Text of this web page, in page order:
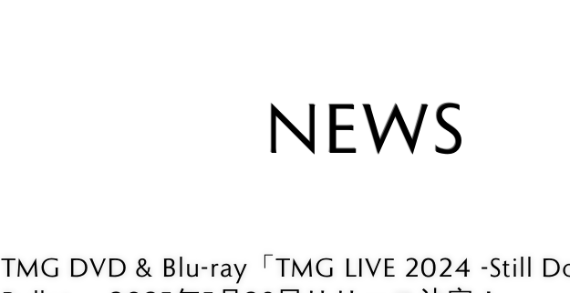
NEWS
TMG DVD & Blu-ray「TMG LIVE 2024 -Still